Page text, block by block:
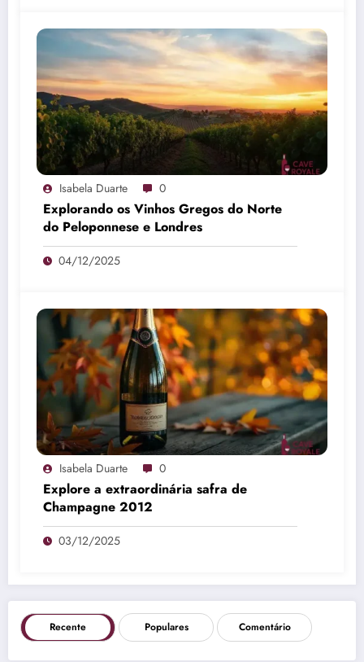
Isabela Duarte 0
Explorando os Vinhos Gregos do Norte
do Peloponnese e Londres
04/12/2025
Isabela Duarte 0
Explore a extraordinária safra de
Champagne 2012
03/12/2025
Recente Populares Comentário